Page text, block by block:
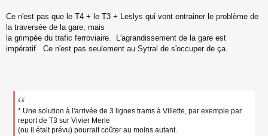
Ce n'est pas que le T4 + le T3 + Leslys qui vont entrainer le problème de
la traversée de la gare, mais
la grimpée du trafic ferroviaire. L'agrandissement de la gare est
impératif. Ce n'est pas seulement au Sytral de s'occuper de ça.
* Une solution à l'arrivée de 3 lignes trams à Villette, par exemple par
report de T3 sur Vivier Merle
(ou il était prévu) pourrait coûter au moins autant.